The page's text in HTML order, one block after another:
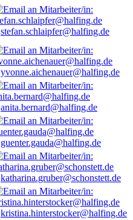
stefan.schlaipfer@halfing.de
yvonne.aichenauer@halfing.de
anita.bernard@halfing.de
guenter.gauda@halfing.de
katharina.gruber@schonstett.de
kristina.hinterstocker@halfing.de